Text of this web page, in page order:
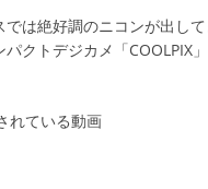
は絶好調のニコンが出し
クトデジカメ「COOLPIX
れている動画